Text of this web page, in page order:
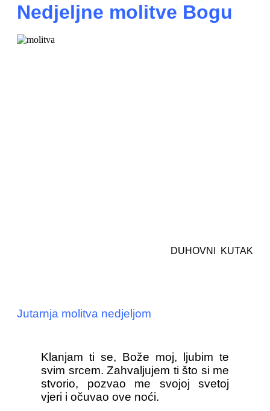
Nedjeljne molitve Bogu
DUHOVNI KUTAK
Jutarnja molitva nedjeljom
Klanjam ti se, Bože moj, ljubim te
svim srcem. Zahvaljujem ti što si me
stvorio, pozvao me svojoj svetoj
vjeri i očuvao ove noći.